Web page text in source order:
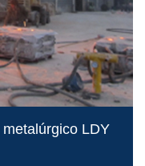
LDY